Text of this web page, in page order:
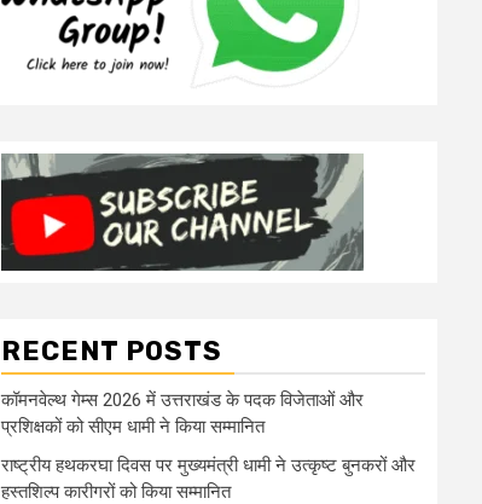
RECENT POSTS
कॉमनवेल्थ गेम्स 2026 में उत्तराखंड के पदक विजेताओं और
प्रशिक्षकों को सीएम धामी ने किया सम्मानित
राष्ट्रीय हथकरघा दिवस पर मुख्यमंत्री धामी ने उत्कृष्ट बुनकरों और
हस्तशिल्प कारीगरों को किया सम्मानित